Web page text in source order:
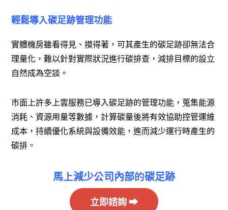
輕鬆導入碳足跡管理功能
實體機房雖看得見、摸得著，可其產生的碳足跡卻無法合
理量化，難以針對實際狀況進行碳排查，減排目標的設立
自然成為空談。
市面上許多上雲服務已導入碳足跡的管理功能，蒐集能源
消耗、資源用量等數據，計算碳量後將有效協助控管運維
成本，持續優化系統與設備效能，進而減少運行時產生的
碳排。
馬上減少公司內部的碳足跡
立即諮詢 ⮕